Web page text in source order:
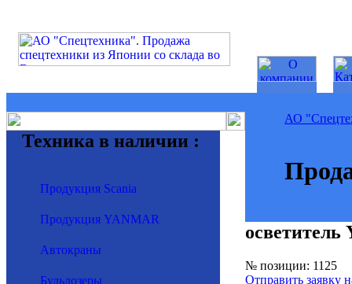
Техника в наличии :
Продукция Scania
Продукция YANMAR
Автокраны
Бульдозеры
АО
осветитель
№ позиции: 1125
Отправить заявку